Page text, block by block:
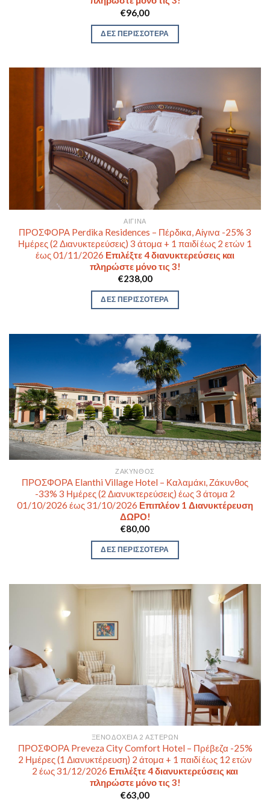
€96,00
ΔΕΣ ΠΕΡΙΣΣΟΤΕΡΑ
ΑΊΓΙΝΑ
ΠΡΟΣΦΟΡΑ Perdika Residences – Πέρδικα, Αίγινα -25% 3
Ημέρες (2 Διανυκτερεύσεις) 3 άτομα + 1 παιδί έως 2 ετών 1
έως 01/11/2026 Επιλέξτε 4 διανυκτερεύσεις και
πληρώστε μόνο τις 3!
€238,00
ΔΕΣ ΠΕΡΙΣΣΟΤΕΡΑ
ΖΆΚΥΝΘΟΣ
ΠΡΟΣΦΟΡΑ Elanthi Village Hotel – Καλαμάκι, Ζάκυνθος
-33% 3 Ημέρες (2 Διανυκτερεύσεις) έως 3 άτομα 2
01/10/2026 έως 31/10/2026 Επιπλέον 1 Διανυκτέρευση
ΔΩΡΟ!
€80,00
ΔΕΣ ΠΕΡΙΣΣΟΤΕΡΑ
ΞΕΝΟΔΟΧΕΊΑ 2 ΑΣΤΈΡΩΝ
ΠΡΟΣΦΟΡΑ Preveza City Comfort Hotel – Πρέβεζα -25%
2 Ημέρες (1 Διανυκτέρευση) 2 άτομα + 1 παιδί έως 12 ετών
2 έως 31/12/2026 Επιλέξτε 4 διανυκτερεύσεις και
πληρώστε μόνο τις 3!
€63,00